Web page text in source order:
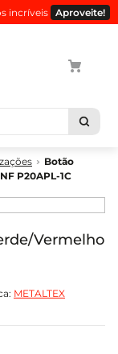
incríveis Aproveite!
Botão
P20APL-1C
Vermelho
METALTEX